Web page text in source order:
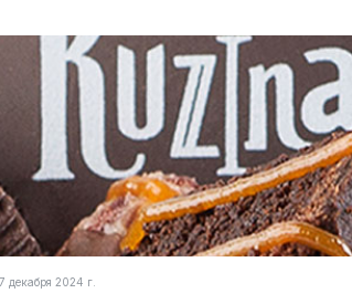
декабря 2024 г.